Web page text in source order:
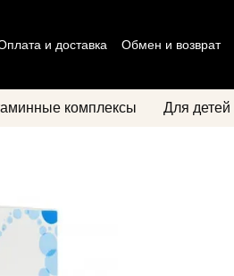
и доставка Обмен и возврат
комплексы Для детей